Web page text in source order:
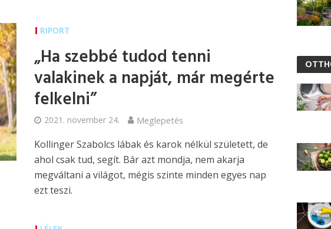
RIPORT
„Ha szebbé tudod tenni
valakinek a napját, már megérte
felkelni”
2021. november 24. Meglepetés
Kollinger Szabolcs lábak és karok nélkül született, de
ahol csak tud, segít. Bár azt mondja, nem akarja
megváltani a világot, mégis szinte minden egyes nap
ezt teszi.